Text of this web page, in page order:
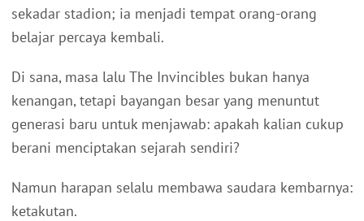
sekadar stadion; ia menjadi tempat orang-orang
belajar percaya kembali.
Di sana, masa lalu The Invincibles bukan hanya
kenangan, tetapi bayangan besar yang menuntut
generasi baru untuk menjawab: apakah kalian cukup
berani menciptakan sejarah sendiri?
Namun harapan selalu membawa saudara kembarnya:
ketakutan.